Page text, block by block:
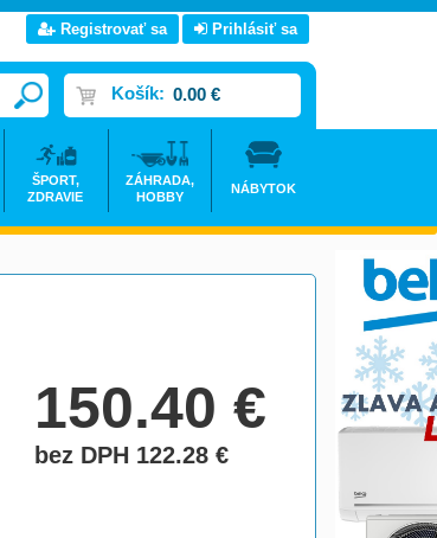
150.40€
bez DPH 122.28€
Registrovať sa Prihlásiť sa
Košík: 0.00 €
ŠPORT,
ZDRAVIE
ZÁHRADA,
HOBBY
NÁBYTOK